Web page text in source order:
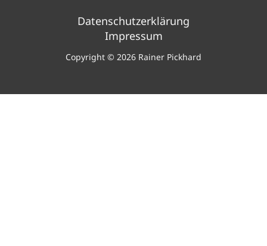
Datenschutzerklärung
Impressum
Copyright © 2026 Rainer Pickhard